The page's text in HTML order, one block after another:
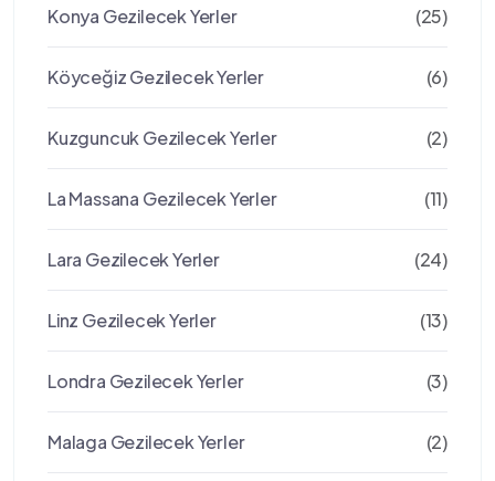
Konya Gezilecek Yerler (25)
Köyceğiz Gezilecek Yerler (6)
Kuzguncuk Gezilecek Yerler (2)
La Massana Gezilecek Yerler (11)
Lara Gezilecek Yerler (24)
Linz Gezilecek Yerler (13)
Londra Gezilecek Yerler (3)
Malaga Gezilecek Yerler (2)